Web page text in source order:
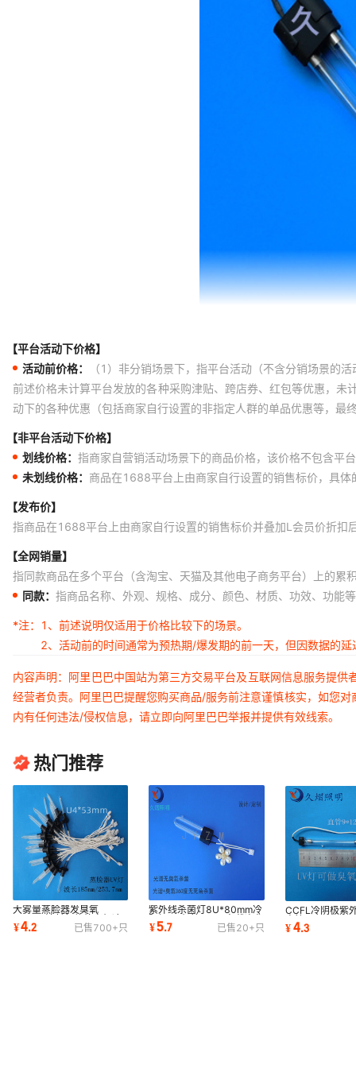
【平台活动下价格】
活动前价格：
（1）非分销场景下，指平台活动（不含分销场景的
前述价格未计算平台发放的各种采购津贴、跨店券、红包等优惠，
动下的各种优惠（包括商家自行设置的非指定人群的单品优惠等，
【非平台活动下价格】
划线价格： 指商家自营销活动场景下的商品价格，该价格不包含平
未划线价格： 商品在1688平台上由商家自行设置的销售标价，具
【发布价】
指商品在1688平台上由商家自行设置的销售标价并叠加L会员价折扣
【全网销量】
指同款商品在多个平台（含淘宝、天猫及其他电子商务平台）上的累
同款： 指商品名称、外观、规格、成分、颜色、材质、功效、功能
*注：
1、前述说明仅适用于价格比较下的场景。
2、活动前的时间通常为预热期/爆发期的前一天，但因数据的
内容声明：阿里巴巴中国站为第三方交易平台及互联网信息服务提
经营者负责。阿里巴巴提醒您购买商品/服务前注意谨慎核实，如您
内有任何违法/侵权信息，请立即向阿里巴巴举报并提供有效线索。
热门推荐
大雾量蒸脸器发臭氧
185nm波长气体放电灯冷
阴极UV紫外线杀菌灯管
¥4.2 已售700+只
紫外线杀菌灯8U*80mm冷
阴极UV灯管CCFL车载净化
灯可做臭氧无臭氧
¥5.7 已售20+只
CCFL冷阴极紫
直管9*120mm
做臭氧/无臭氧
¥4.3